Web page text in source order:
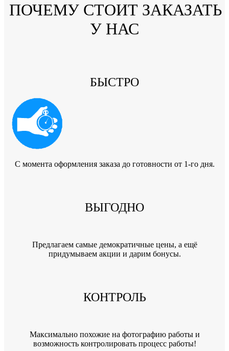
ПОЧЕМУ СТОИТ ЗАКАЗАТЬ
У НАС
БЫСТРО
C момента оформления заказа до готовности от 1-го дня.
ВЫГОДНО
Предлагаем самые демократичные цены, а ещё
придумываем акции и дарим бонусы.
КОНТРОЛЬ
Максимально похожие на фотографию работы и
возможность контролировать процесс работы!